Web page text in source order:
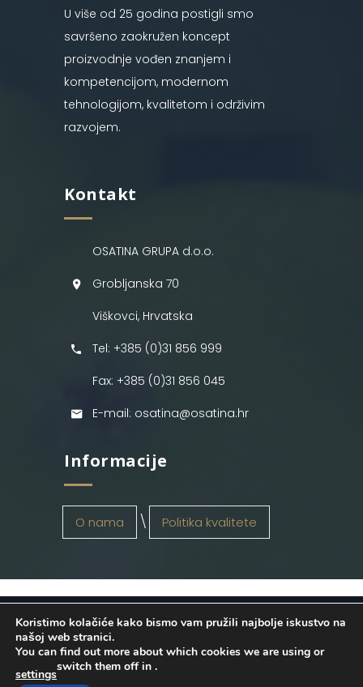
U više od 25 godina postigli smo
savršeno zaokružen koncept
proizvodnje vođen znanjem i
kompetencijom, modernom
tehnologijom, kvalitetom i održivim
razvojem.
Kontakt
OSATINA GRUPA d.o.o.
Grobljanska 70
Viškovci, Hrvatska
Tel: +385 (0)31 856 999
Fax: +385 (0)31 856 045
E-mail: osatina@osatina.hr
Informacije
O nama Politika kvalitete
OSATINA GRUPA d.o.o. 2026
. Configured
byINFOS Osijek. Sva prava pridržana.
Koristimo kolačiće kako bismo vam pružili najbolje iskustvo na
našoj web stranici.
You can find out more about which cookies we are using or
switch them off in
settings
.